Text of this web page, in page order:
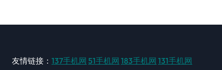
友情链接： 137手机网 51手机网 183手机网 131手机网